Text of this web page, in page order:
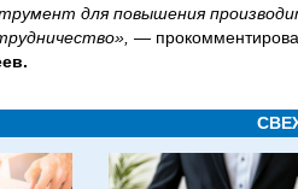
для повышения
—